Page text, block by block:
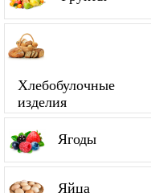
Хлебобулочные
изделия
Ягоды
Яйца